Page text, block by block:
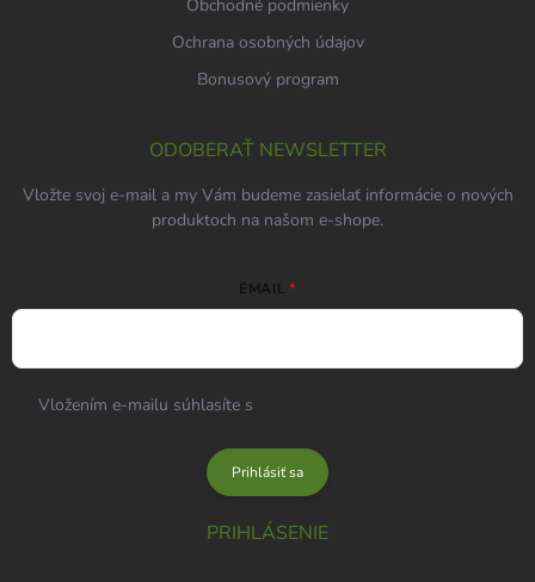
Obchodné podmienky
Ochrana osobných údajov
Bonusový program
ODOBERAŤ NEWSLETTER
Vložte svoj e-mail a my Vám budeme zasielať informácie o nových
produktoch na našom e-shope.
EMAIL
Vložením e-mailu súhlasíte s
Prihlásiť sa
PRIHLÁSENIE